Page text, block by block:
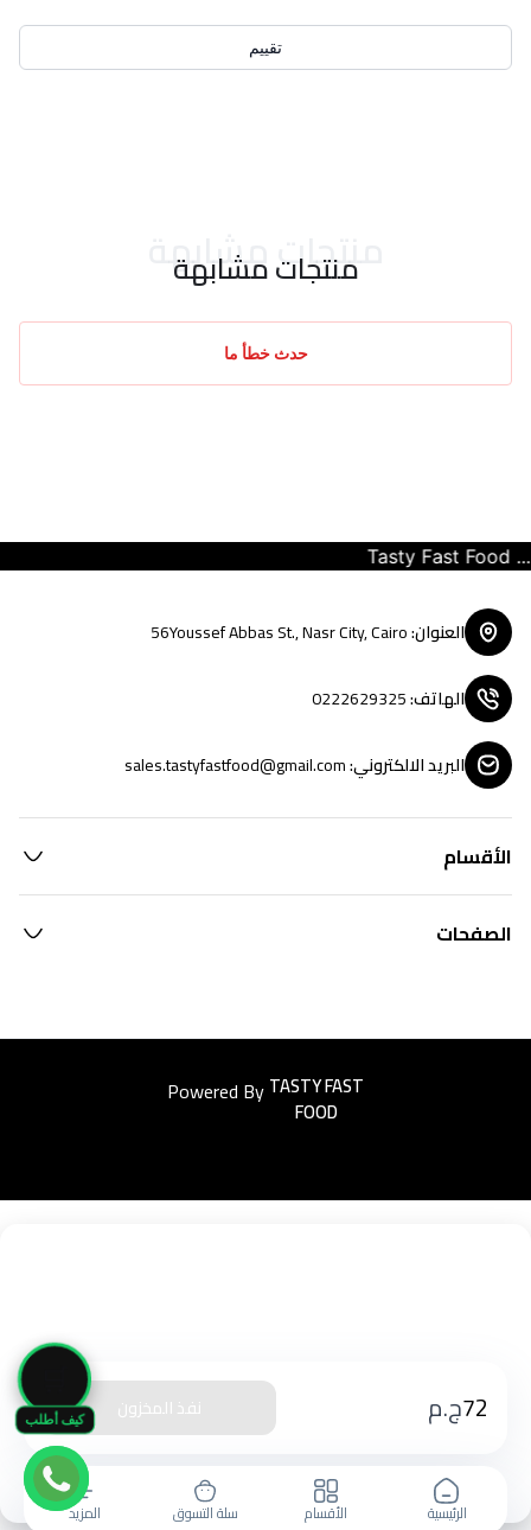
كيف أطلب
تقييم
منتجات مشابهة
منتجات مشابهة
حدث خطأ ما
72ج.م نفذ المخزون
الرئيسية الأقسام سلة التسوق المزيد
Tasty Fast Food ...
العنوان:
56Youssef Abbas St., Nasr City, Cairo
الهاتف:
0222629325
البريد الالكتروني:
sales.tastyfastfood@gmail.com
الأقسام
الصفحات
Powered ByEasyorders